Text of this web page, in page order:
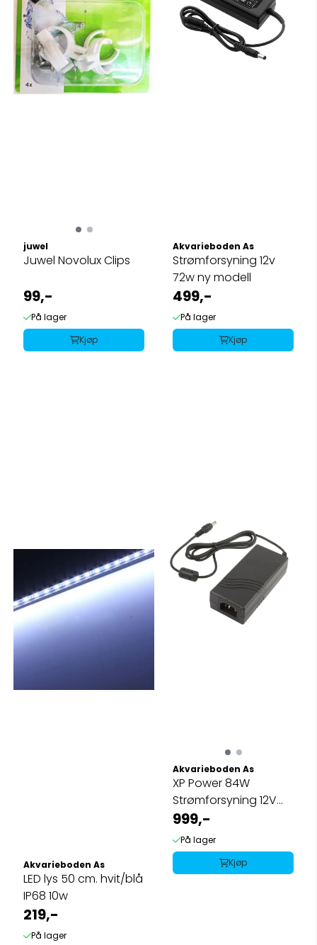
juwel
Juwel Novolux Clips
99,-
På lager
Kjøp
Akvarieboden As
Strømforsyning 12v
72w ny modell
499,-
På lager
Kjøp
Akvarieboden As
LED lys 50 cm. hvit/blå
IP68 10w
219,-
På lager
Akvarieboden As
XP Power 84W
Strømforsyning 12V
dc Output, 7A Høy ...
999,-
På lager
Kjøp